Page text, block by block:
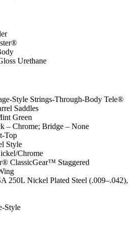
Urethane
Style Strings-Through-Body Tele®
Saddles
Green
– Chrome; Bridge – None
Top
Style
Chrome
ClassicGear™ Staggered
250L Nickel Plated Steel (.009–.042),
Style